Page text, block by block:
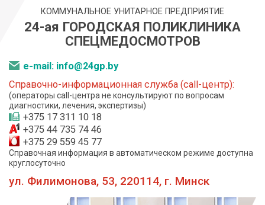
КОММУНАЛЬНОЕ УНИТАРНОЕ ПРЕДПРИЯТИЕ
24-ая ГОРОДСКАЯ ПОЛИКЛИНИКА
СПЕЦМЕДОСМОТРОВ
e-mail: info@24gp.by
Справочно-информационная служба (call-центр):
(операторы call-центра не консультируют по вопросам
диагностики, лечения, экспертизы)
+375 17 311 10 18
+375 44 735 74 46
+375 29 559 45 77
Справочная информация в автоматическом режиме доступна
круглосуточно
ул. Филимонова, 53, 220114, г. Минск